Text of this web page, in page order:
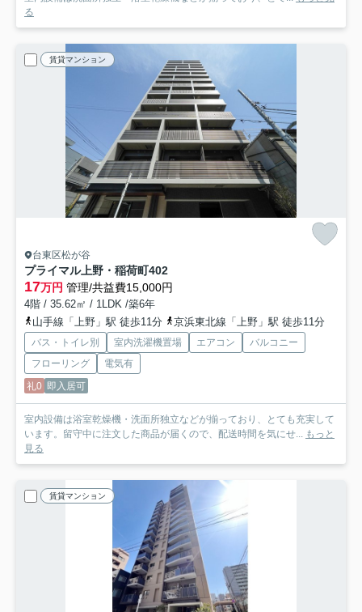
る
賃貸マンション
台東区松が谷
プライマル上野・稲荷町402
17万円 管理/共益費15,000円
4階 / 35.62㎡ / 1LDK /築6年
山手線「上野」駅 徒歩11分
京浜東北線「上野」駅 徒歩11分
バス・トイレ別 室内洗濯機置場 エアコン
バルコニー
フローリング
電気有
礼0 即入居可
室内設備は浴室乾燥機・洗面所独立などが揃っており、とても充実して
います。留守中に注文した商品が届くので、配送時間を気にせ... もっと
見る
賃貸マンション